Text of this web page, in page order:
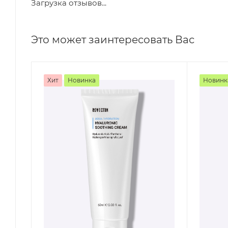
Загрузка отзывов...
Это может заинтересовать Вас
Хит Новинка